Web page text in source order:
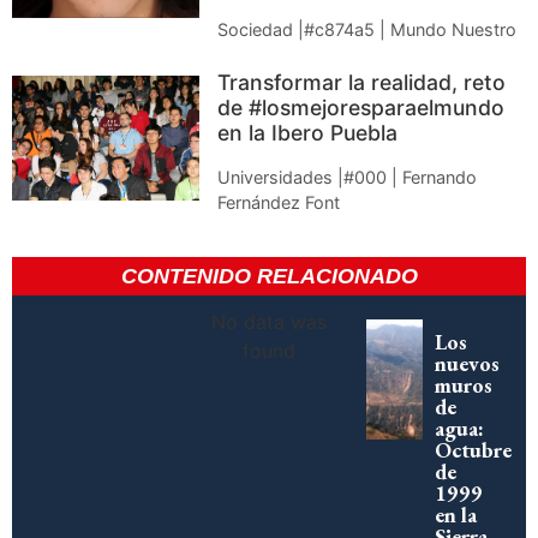
Sociedad |#c874a5 | Mundo Nuestro
Transformar la realidad, reto
de #losmejoresparaelmundo
en la Ibero Puebla
Universidades |#000 | Fernando
Fernández Font
CONTENIDO RELACIONADO
No data was
found
Los
nuevos
muros
de
agua:
Octubre
de
1999
en la